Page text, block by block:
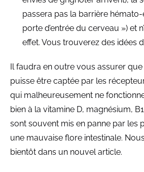
passera pas la barrière
porte d’entrée du cerveau ») et
effet. Vous trouverez des idées
Il faudra en outre vous assurer
puisse être captée par les
qui malheureusement ne
bien à la vitamine D, magnésium,
sont souvent mis en panne par les
une mauvaise flore intestinale.
bientôt dans un nouvel article.